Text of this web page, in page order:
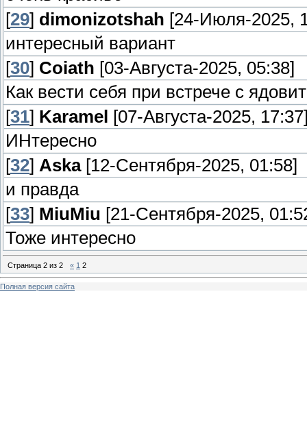
[29] dimonizotshah [24-Июля-2025,
интересный вариант
[30] Coiath [03-Августа-2025, 05:38]
Как вести себя при встрече с
[31] Karamel
[07-Августа-2025,
ИНтересно
[32] Aska[12-Сентября-2025, 01:58]
и правда
[33] MiuMiu [21-Сентября-2025,
Тоже интересно
Страница 2 из 2 « 1 2
Полная версия сайта